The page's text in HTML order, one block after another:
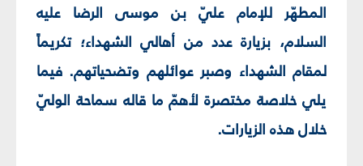
المطهّر للإمام عليّ بن موسى الرضا عليه
السلام، بزيارة عدد من أهالي الشهداء؛ تكريماً
لمقام الشهداء وصبر عوائلهم وتضحياتهم. فيما
يلي خلاصة مختصرة لأهمّ ما قاله سماحة الوليّ
خلال هذه الزيارات.